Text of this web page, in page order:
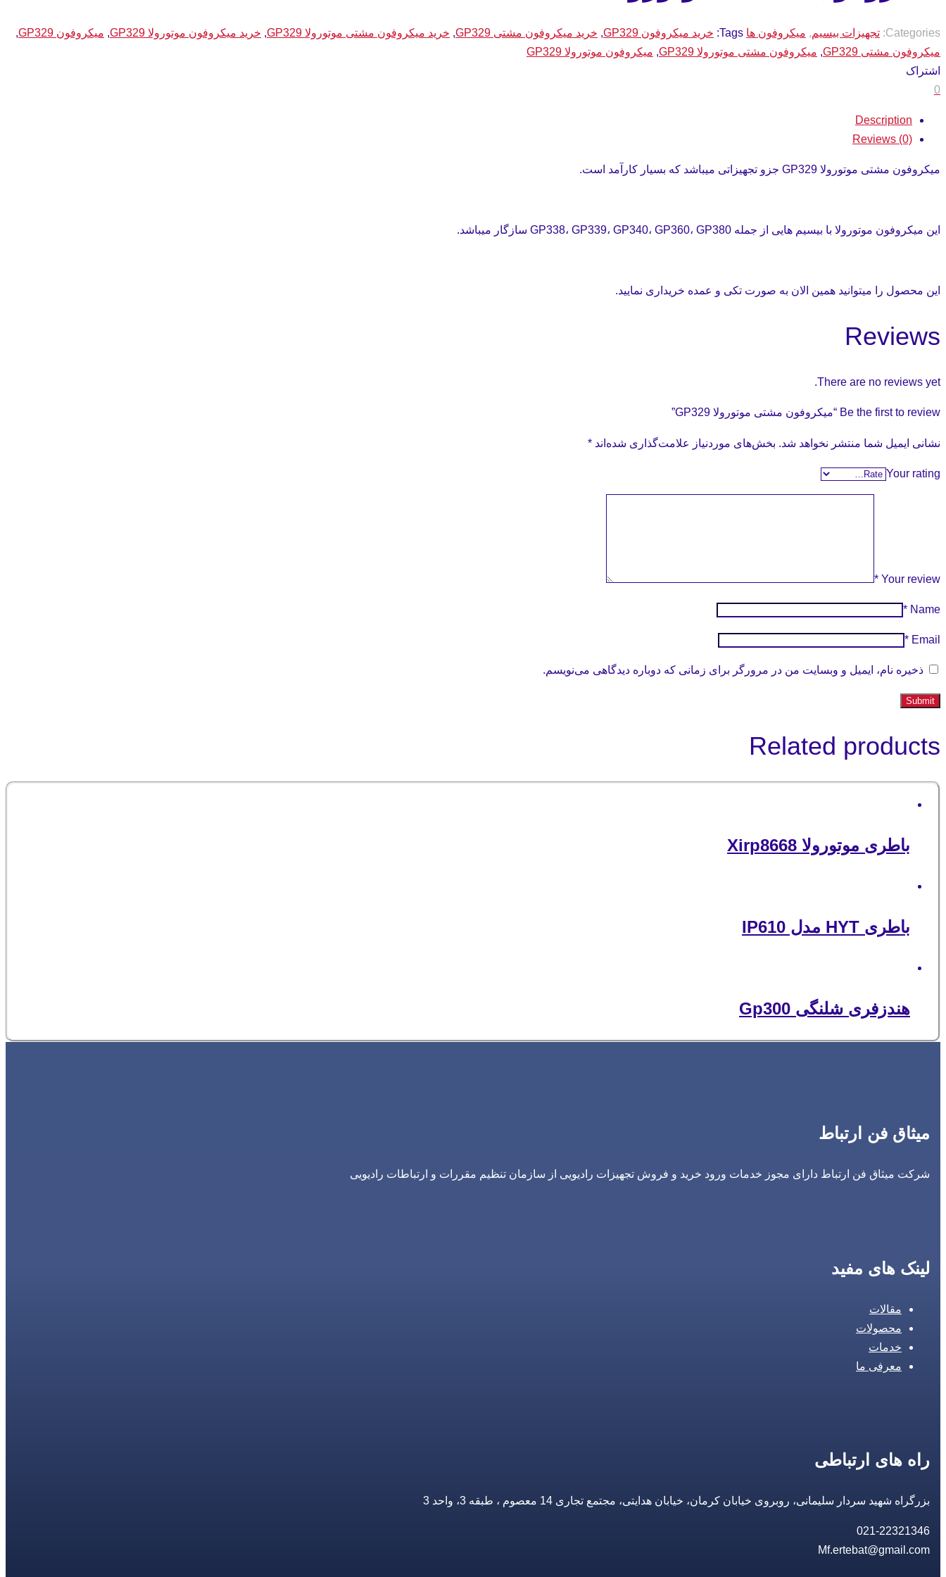
Categories: تجهیزات بیسیم, میکروفون ها Tags: خرید میکروفون GP329 , خرید میکروفون مشتی GP329 , خرید میکروفون مشتی موتورولا GP329 , خرید میکروفون موتورولا GP329 , میکروفون GP329
,
میکروفون مشتی GP329
, میکروفون مشتی موتورولا GP329 , میکروفون موتورولا GP329
اشتراک
0
Description
Reviews (0)
میکروفون مشتی موتورولا GP329 جزو تجهیزاتی میباشد که بسیار کارآمد است.
این میکروفون موتورولا با بیسیم هایی از جمله GP338، GP339، GP340، GP360، GP380 سازگار میباشد.
این محصول را میتوانید همین الان به صورت تکی و عمده خریداری نمایید.
Reviews
There are no reviews yet.
Be the first to review “میکروفون مشتی موتورولا GP329”
نشانی ایمیل شما منتشر نخواهد شد. بخش‌های موردنیاز علامت‌گذاری شده‌اند *
Your rating
Your review
*
Name
*
Email
*
ذخیره نام، ایمیل و وبسایت من در مرورگر برای زمانی که دوباره دیدگاهی می‌نویسم.
Related products
باطری موتورولا Xirp8668
باطری HYT مدل IP610
هندزفری شلنگی Gp300
میثاق فن ارتباط
شرکت میثاق فن ارتباط دارای مجوز خدمات ورود خرید و فروش تجهیزات رادیویی از سازمان تنظیم مقررات و ارتباطات رادیویی
لینک های مفید
مقالات
محصولات
خدمات
معرفی ما
راه های ارتباطی
بزرگراه شهید سردار سلیمانی، روبروی خیابان کرمان، خیابان هدایتی، مجتمع تجاری 14 معصوم ، طبقه 3، واحد 3
021-22321346
Mf.ertebat@gmail.com